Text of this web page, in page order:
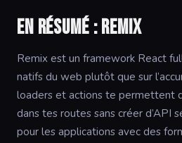
En résumé : Remix
Remix est un framework React
natifs du web plutôt que sur
loaders et actions te permettent
dans tes routes sans créer d’API
pour les applications avec des